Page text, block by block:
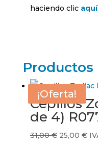
haciendo clic aquí
Productos
¡Oferta!
Cepillos
de 4)
31,00€ El
25,00 €El
¡Oferta!
¡Oferta!
¡Oferta!